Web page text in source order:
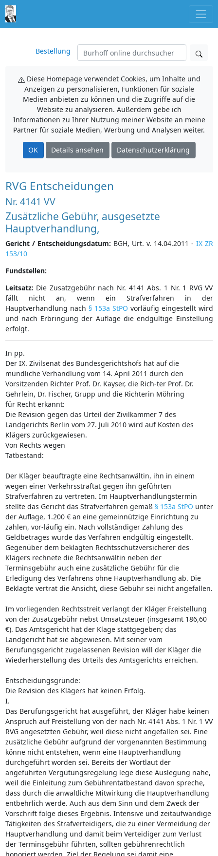
Bestellung
Diese Homepage verwendet Cookies, um Inhalte und
Anzeigen zu personalisieren, Funktionen für soziale
Medien anbieten zu können und die Zugriffe auf die
Website zu analysieren. Außerdem gebe ich
Informationen zu Ihrer Nutzung meiner Website an meine
Partner für soziale Medien, Werbung und Analysen weiter.
OK Details ansehen Datenschutzerklärung
RVG Entscheidungen
Nr. 4141 VV
Zusätzliche Gebühr, ausgesetzte
Hauptverhandlung,
Gericht / Entscheidungsdatum: BGH, Urt. v. 14.04.2011 - IX ZR
153/10
Fundstellen:
Leitsatz: Die Zusatzgebühr nach Nr. 4141 Abs. 1 Nr. 1 RVG VV
fällt nicht an, wenn ein Strafverfahren in der
Hauptverhandlung nach § 153a StPO vorläufig eingestellt wird
und nach Erbringung der Auflage die endgültige Einstellung
erfolgt.
In pp.
Der IX. Zivilsenat des Bundesgerichtshofs hat auf die
mündliche Verhandlung vom 14. April 2011 durch den
Vorsitzenden Richter Prof. Dr. Kayser, die Rich-ter Prof. Dr.
Gehrlein, Dr. Fischer, Grupp und die Richterin Möhring
für Recht erkannt:
Die Revision gegen das Urteil der Zivilkammer 7 des
Landgerichts Berlin vom 27. Juli 2010 wird auf Kosten des
Klägers zurückgewiesen.
Von Rechts wegen
Tatbestand:
Der Kläger beauftragte eine Rechtsanwältin, ihn in einem
wegen einer Verkehrsstraftat gegen ihn geführten
Strafverfahren zu vertreten. Im Hauptverhandlungstermin
stellte das Gericht das Strafverfahren gemäß § 153a StPO unter
der Auflage, 1.200 € an eine gemeinnützige Einrichtung zu
zahlen, vor-läufig ein. Nach vollständiger Zahlung des
Geldbetrages wurde das Verfahren endgültig eingestellt.
Gegenüber dem beklagten Rechtsschutzversicherer des
Klägers rechnete die Rechtsanwältin neben der
Terminsgebühr auch eine zusätzliche Gebühr für die
Erledigung des Verfahrens ohne Hauptverhandlung ab. Die
Beklagte vertrat die Ansicht, diese Gebühr sei nicht angefallen.
Im vorliegenden Rechtsstreit verlangt der Kläger Freistellung
von der Zusatzgebühr nebst Umsatzsteuer (insgesamt 186,60
€). Das Amtsgericht hat der Klage stattgegeben; das
Landgericht hat sie abgewiesen. Mit seiner vom
Berufungsgericht zugelassenen Revision will der Kläger die
Wiederherstellung des Urteils des Amtsgerichts erreichen.
Entscheidungsgründe:
Die Revision des Klägers hat keinen Erfolg.
I.
Das Berufungsgericht hat ausgeführt, der Kläger habe keinen
Anspruch auf Freistellung von der nach Nr. 4141 Abs. 1 Nr. 1 VV
RVG angesetzten Gebühr, weil diese nicht angefallen sei. Eine
zusätzliche Gebühr aufgrund der vorgenannten Bestimmung
könne nicht entstehen, wenn eine Hauptverhandlung
durchgeführt worden sei. Bereits der Wortlaut der
angeführten Vergütungsregelung lege diese Auslegung nahe,
weil die Einleitung zum Gebührentatbestand davon spreche,
dass durch die anwaltliche Mitwirkung die Hauptverhandlung
entbehrlich werde. Auch aus dem Sinn und dem Zweck der
Vorschrift folge dieses Ergebnis. Intensive und zeitaufwändige
Tätigkeiten des Strafverteidigers, die zu einer Vermeidung der
Hauptverhandlung und damit beim Verteidiger zum Verlust
der Terminsgebühr führten, sollten gebührenrechtlich
honoriert werden. Ziel der Regelung sei damit eine